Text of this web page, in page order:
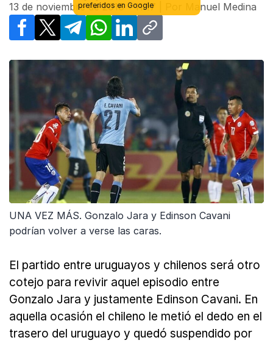
13 de noviembre de 2016 - 11:17 Manuel Medina
Facebook
X TelegramWhatsApp
LinkedInCopy link
UNA VEZ MÁS. Gonzalo Jara y Edinson Cavani
podrían volver a verse las caras.
El partido entre uruguayos y chilenos será otro
cotejo para revivir aquel episodio entre
Gonzalo Jara y justamente Edinson Cavani. En
aquella ocasión el chileno le metió el dedo en el
trasero del uruguayo y quedó suspendido por